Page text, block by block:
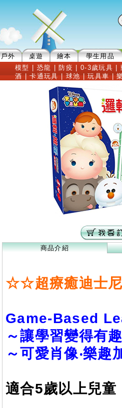
戶外 桌遊 繪本
學生用品
模型
恐龍 防疫 |0-3歲玩具 |
酒|卡通玩具|球池|玩具車|
商品介紹
☆☆超療癒迪士
Game-Based
～讓學習變得有
～可愛肖像‧樂趣
適合5歲以上兒童